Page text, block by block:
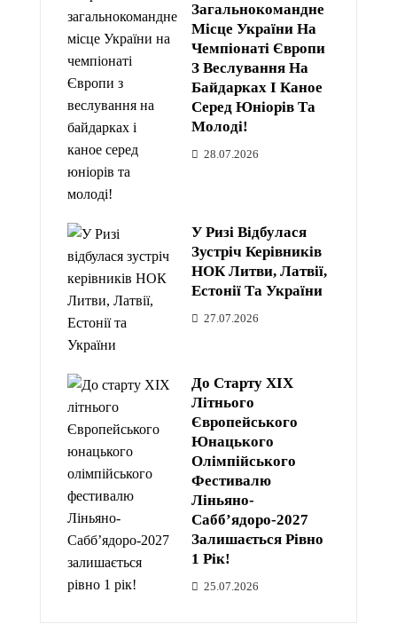
Загальнокомандне
Місце України На
Чемпіонаті Європи
З Веслування На
Байдарках І Каное
Серед Юніорів Та
Молоді!
28.07.2026
У Ризі Відбулася
Зустріч Керівників
НОК Литви, Латвії,
Естонії Та України
27.07.2026
До Старту XIX
Літнього
Європейського
Юнацького
Олімпійського
Фестивалю
Ліньяно-
Сабб’ядоро-2027
Залишається Рівно
1 Рік!
25.07.2026